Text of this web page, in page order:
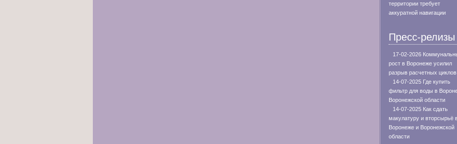
территории требует
аккуратной навигации
Пресс-релизы
17-02-2026
рост в Воронеже усилил
разрыв расчетных циклов
14-07-2025 Где купить
фильтр для воды в
Воронежской области
14-07-2025 Как сдать
макулатуру и вторсырьё
Воронеже и Воронежской
области